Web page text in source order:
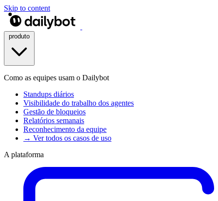
Skip to content
Como as equipes usam o Dailybot
Standups diários
Visibilidade do trabalho dos agentes
Gestão de bloqueios
Relatórios semanais
Reconhecimento da equipe
→ Ver todos os casos de uso
A plataforma